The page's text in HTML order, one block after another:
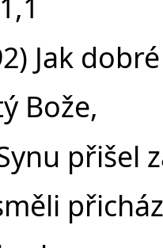
Jak
Bože,
přišel